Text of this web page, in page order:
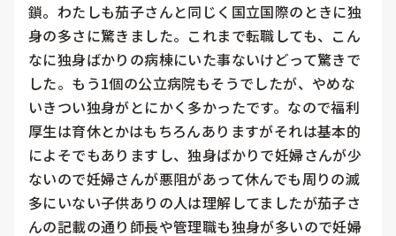
鎖。わたしも茄子さんと同じく国立国際のときに独
身の多さに驚きました。これまで転職しても、こん
なに独身ばかりの病棟にいた事ないけどって驚きで
した。もう1個の公立病院もそうでしたが、やめな
いきつい独身がとにかく多かったです。なので福利
厚生は育休とかはもちろんありますがそれは基本的
によそでもありますし、独身ばかりで妊婦さんが少
ないので妊婦さんが悪阻があって休んでも周りの滅
多にいない子供ありの人は理解してましたが茄子さ
んの記載の通り師長や管理職も独身が多いので妊婦